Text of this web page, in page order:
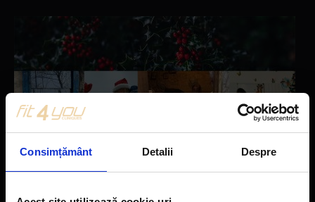
Consimțământ Detalii Despre